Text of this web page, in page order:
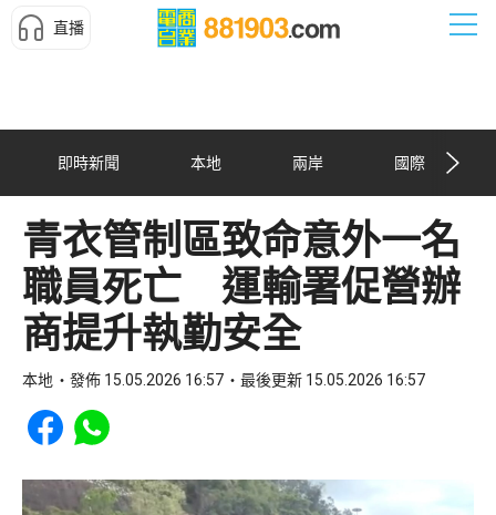
直播
即時新聞 本地 兩岸 國際
青衣管制區致命意外一名
職員死亡 運輸署促營辦
商提升執勤安全
本地 發佈 15.05.2026 16:57 最後更新 15.05.2026 16:57
Share to Facebook
Share to WhatsApp